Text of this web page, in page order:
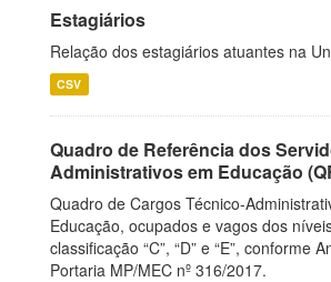
Estagiários
Relação dos estagiários atuantes na
CSV
Quadro de Referência dos
Administrativos em Educação
Quadro de Cargos Técnico-
Educação, ocupados e vagos dos
classificação “C”, “D” e “E”, conforme
Portaria MP/MEC nº 316/2017.